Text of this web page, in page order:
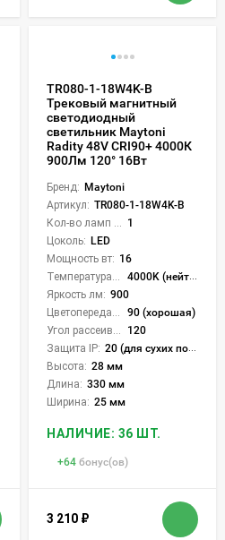
TR080-1-18W4K-B
Трековый магнитный
светодиодный
светильник Maytoni
Radity 48V CRI90+ 4000К
900Лм 120° 16Вт
Бренд: Maytoni
Артикул: TR080-1-18W4K-B
1
Цоколь: LED
Мощность вт: 16
4000K (нейтральный)
Яркость лм: 900
90 (хорошая)
120
Защита IP: 20 (для сухих пом.)
Высота: 28 мм
Длина: 330 мм
Ширина: 25 мм
НАЛИЧИЕ: 36 ШТ.
+64 бонус(ов)
3 210 ₽